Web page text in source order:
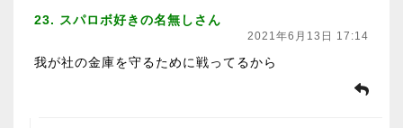
23. スパロボ好きの名無しさん
2021年6月13日 17:14
我が社の金庫を守るために戦ってるから